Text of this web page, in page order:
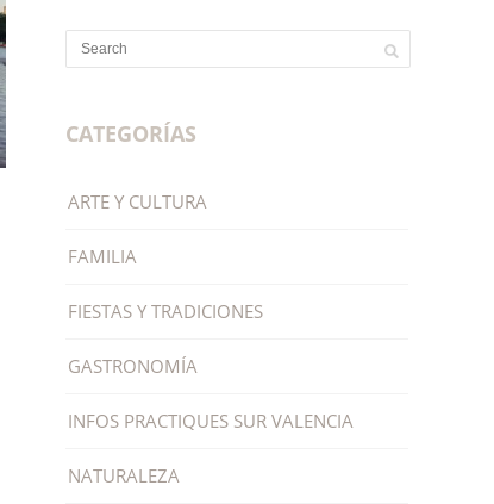
CATEGORÍAS
ARTE Y CULTURA
FAMILIA
FIESTAS Y TRADICIONES
GASTRONOMÍA
INFOS PRACTIQUES SUR VALENCIA
NATURALEZA